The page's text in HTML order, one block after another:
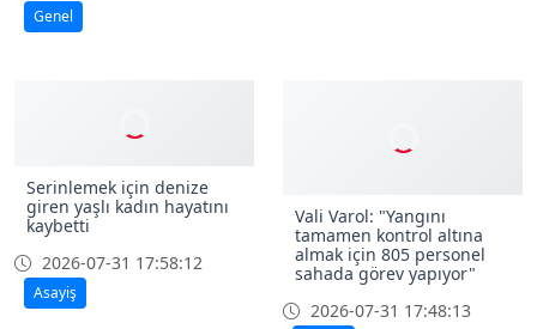
Genel
Serinlemek için denize
giren yaşlı kadın hayatını
kaybetti
2026-07-31 17:58:12
Asayiş
Vali Varol: "Yangını
tamamen kontrol altına
almak için 805 personel
sahada görev yapıyor"
2026-07-31 17:48:13